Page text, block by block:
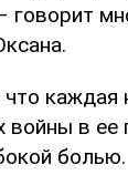
говорит
каждая
войны в ее
болью.